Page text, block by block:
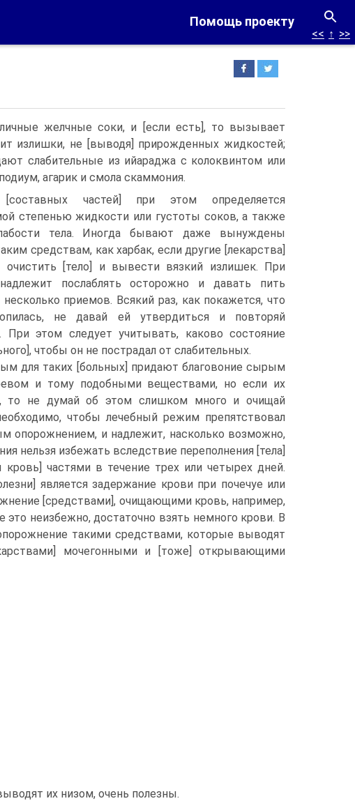
Помощь проекту
<< ↑ >>
желчные соки, и [если есть], то вызывает
излишки, не [выводя] прирожденных жидкостей;
слабительные из ийараджа с колоквинтом или
агарик и смола скаммония.
[составных частей] при этом определяется
степенью жидкости или густоты соков, а также
тела. Иногда бывают даже вынуждены
средствам, как харбак, если другие [лекарства]
очистить [тело] и вывести вязкий излишек. При
послаблять осторожно и давать пить
несколько приемов. Всякий раз, как покажется, что
не давай ей утвердиться и повторяй
При этом следует учитывать, каково состояние
чтобы он не пострадал от слабительных.
для таких [больных] придают благовоние сырым
и тому подобными веществами, но если их
то не думай об этом слишком много и очищай
чтобы лечебный режим препятствовал
опорожнением, и надлежит, насколько возможно,
нельзя избежать вследствие переполнения [тела]
частями в течение трех или четырех дней.
является задержание крови при почечуе или
[средствами], очищающими кровь, например,
неизбежно, достаточно взять немного крови. В
такими средствами, которые выводят
мочегонными и [тоже] открывающими
их низом, очень полезны.